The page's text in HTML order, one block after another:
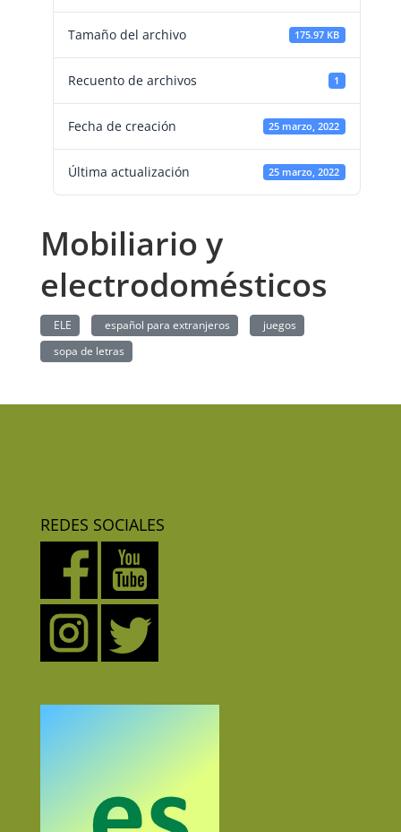
Tamaño del archivo 175.97 KB
Recuento de archivos 1
Fecha de creación 25 marzo, 2022
Última actualización 25 marzo, 2022
Mobiliario y
electrodomésticos
ELE español para extranjeros
juegos
sopa de letras
REDES SOCIALES